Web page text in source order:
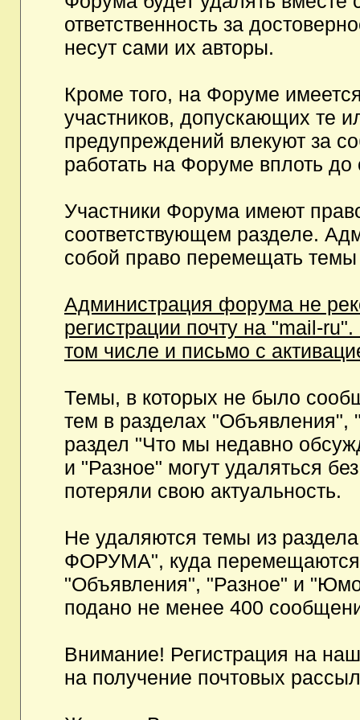
ответственность за
несут сами их авторы.
Кроме того, на Форуме
участников, допускающих те
предупреждений влекуют за
работать на Форуме вплоть
Участники Форума имеют
соответствующем разделе.
собой право перемещать темы
Администрация форума не
регистрации почту на "mail-
том числе и письмо с
Темы, в которых не было
тем в разделах
раздел "Что мы недавно
и "Разное" могут удаляться
потеряли свою актуальность.
Не удаляются темы из
ФОРУМА", куда перемещаются
"Объявления", "Разное" и
подано не менее 400
Внимание! Регистрация на
на получение почтовых